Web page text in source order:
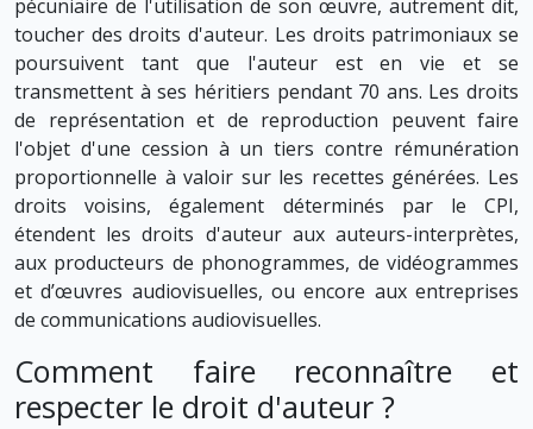
pécuniaire de l'utilisation de son œuvre, autrement dit,
toucher des droits d'auteur. Les droits patrimoniaux se
poursuivent tant que l'auteur est en vie et se
transmettent à ses héritiers pendant 70 ans. Les droits
de représentation et de reproduction peuvent faire
l'objet d'une cession à un tiers contre rémunération
proportionnelle à valoir sur les recettes générées. Les
droits voisins, également déterminés par le CPI,
étendent les droits d'auteur aux auteurs-interprètes,
aux producteurs de phonogrammes, de vidéogrammes
et d’œuvres audiovisuelles, ou encore aux entreprises
de communications audiovisuelles.
Comment faire reconnaître et
respecter le droit d'auteur ?